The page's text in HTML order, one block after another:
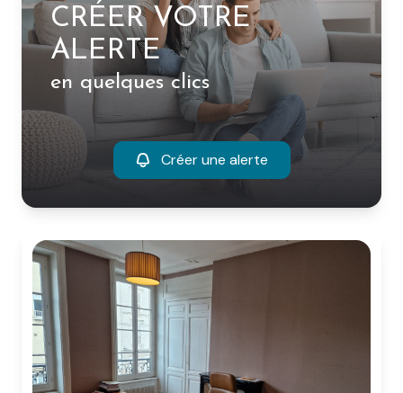
CRÉER VOTRE
ALERTE
en quelques clics
Créer une alerte